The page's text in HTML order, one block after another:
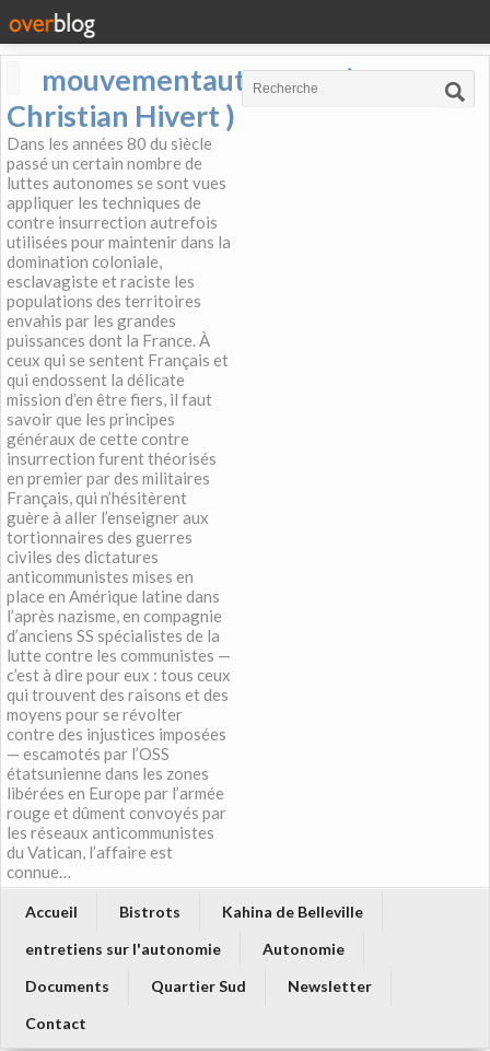
mouvementautonome (
Christian Hivert )
Dans les années 80 du siècle
passé un certain nombre de
luttes autonomes se sont vues
appliquer les techniques de
contre insurrection autrefois
utilisées pour maintenir dans la
domination coloniale,
esclavagiste et raciste les
populations des territoires
envahis par les grandes
puissances dont la France. À
ceux qui se sentent Français et
qui endossent la délicate
mission d’en être fiers, il faut
savoir que les principes
généraux de cette contre
insurrection furent théorisés
en premier par des militaires
Français, qui n’hésitèrent
guère à aller l’enseigner aux
tortionnaires des guerres
civiles des dictatures
anticommunistes mises en
place en Amérique latine dans
l’après nazisme, en compagnie
d’anciens SS spécialistes de la
lutte contre les communistes —
c’est à dire pour eux : tous ceux
qui trouvent des raisons et des
moyens pour se révolter
contre des injustices imposées
— escamotés par l’OSS
étatsunienne dans les zones
libérées en Europe par l’armée
rouge et dûment convoyés par
les réseaux anticommunistes
du Vatican, l’affaire est
connue…
Accueil Bistrots
Kahina de Belleville
entretiens sur l'autonomie
Autonomie
Documents
Quartier Sud
Newsletter
Contact